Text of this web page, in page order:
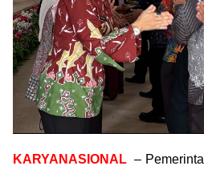
KARYANASIONAL –